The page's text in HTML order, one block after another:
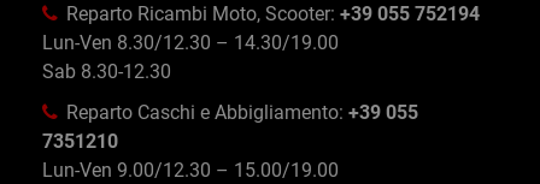
Reparto Ricambi Moto, Scooter: +39 055 752194
Lun-Ven 8.30/12.30 – 14.30/19.00
Sab 8.30-12.30
Reparto Caschi e Abbigliamento: +39 055
7351210
Lun-Ven 9.00/12.30 – 15.00/19.00